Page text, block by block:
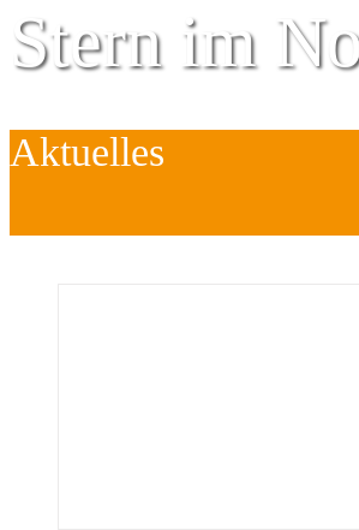
Stern im
Zentrum für
Aktuelles